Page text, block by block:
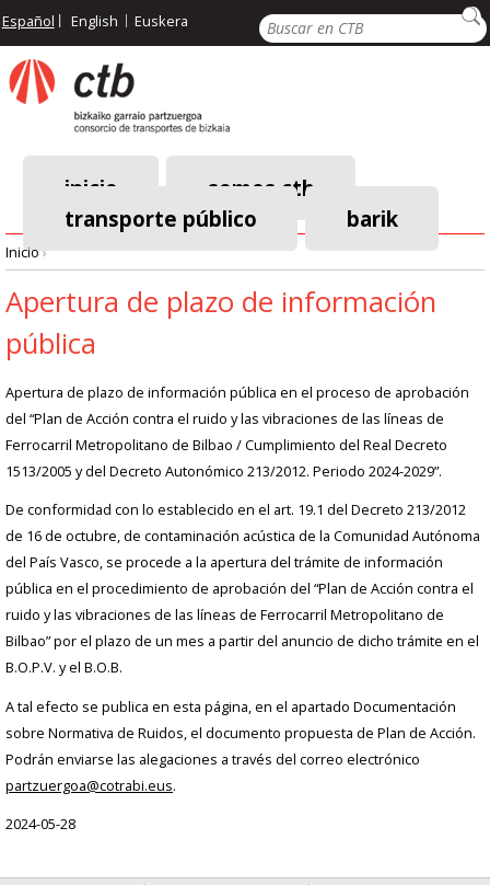
Pasar
contenido
principal
Buscar
Español English Euskera
Menú
principal
inicio
somos ctb
transporte público
barik
Ruta
de
navegación
Inicio›
Apertura de plazo de información
pública
Apertura de plazo de información pública en el proceso de aprobación
del “Plan de Acción contra el ruido y las vibraciones de las líneas de
Ferrocarril Metropolitano de Bilbao / Cumplimiento del Real Decreto
1513/2005 y del Decreto Autonómico 213/2012. Periodo 2024-2029”.
De conformidad con lo establecido en el art. 19.1 del Decreto 213/2012
de 16 de octubre, de contaminación acústica de la Comunidad Autónoma
del País Vasco, se procede a la apertura del trámite de información
pública en el procedimiento de aprobación del “Plan de Acción contra el
ruido y las vibraciones de las líneas de Ferrocarril Metropolitano de
Bilbao” por el plazo de un mes a partir del anuncio de dicho trámite en el
B.O.P.V. y el B.O.B.
A tal efecto se publica en esta página, en el apartado Documentación
sobre Normativa de Ruidos, el documento propuesta de Plan de Acción.
Podrán enviarse las alegaciones a través del correo electrónico
partzuergoa@cotrabi.eus.
2024-05-28